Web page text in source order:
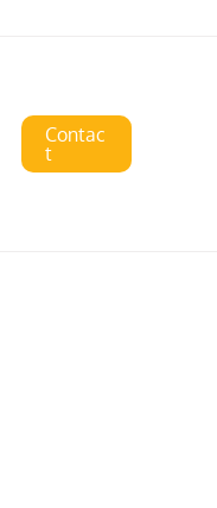
Contac
t